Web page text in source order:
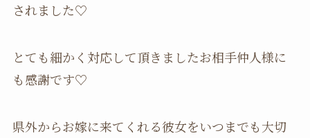
されました♡
とても細かく対応して頂きましたお相手仲人様に
も感謝です♡
県外からお嫁に来てくれる彼女をいつまでも大切